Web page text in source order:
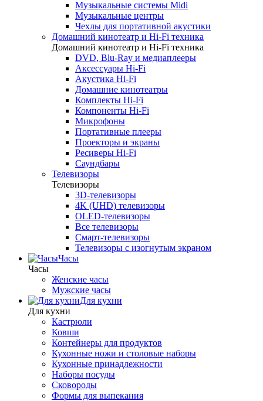
Музыкальные системы Midi
Музыкальные центры
Чехлы для портативной акустики
Домашний кинотеатр и Hi-Fi техника
Домашний кинотеатр и Hi-Fi техника
DVD, Blu-Ray и медиаплееры
Аксессуары Hi-Fi
Акустика Hi-Fi
Домашние кинотеатры
Комплекты Hi-Fi
Компоненты Hi-Fi
Микрофоны
Портативные плееры
Проекторы и экраны
Ресиверы Hi-Fi
Саундбары
Телевизоры
Телевизоры
3D-телевизоры
4K (UHD) телевизоры
OLED-телевизоры
Все телевизоры
Смарт-телевизоры
Телевизоры с изогнутым экраном
Часы
Часы
Женские часы
Мужские часы
Для кухни
Для кухни
Кастрюли
Ковши
Контейнеры для продуктов
Кухонные ножи и столовые наборы
Кухонные принадлежности
Наборы посуды
Сковороды
Формы для выпекания